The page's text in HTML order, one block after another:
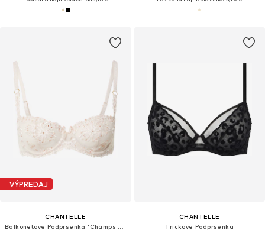
VÝPREDAJ
CHANTELLE
Balkonetové Podprsenka 'Champs Elysees'
CHANTELLE
Tričkové Podprsenka